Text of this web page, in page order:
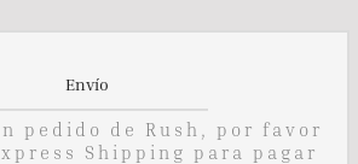
Envío
pedido de Rush, por favor
Shipping para pagar